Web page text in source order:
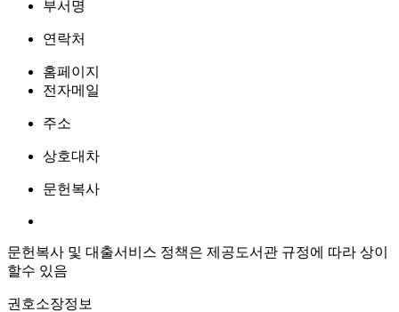
부서명
연락처
홈페이지
전자메일
주소
상호대차
문헌복사
문헌복사 및 대출서비스 정책은 제공도서관 규정에 따라 상이
할수 있음
권호소장정보